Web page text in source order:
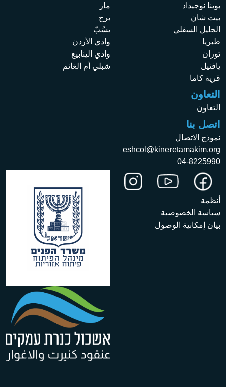
بوينا نوجيداد
بيت شان
الجليل السفلي
طبريا
توران
يافنيل
قرية كاما
التعاون
التعاون
مار
برج
يسُبّ
وادي الأردن
وادي الينابيع
شبلي أم الغانم
اتصل بنا
نموذج الاتصال
eshcol@kineretamakim.org
04-8225990
أنظمة
سياسة الخصوصية
بيان إمكانية الوصول